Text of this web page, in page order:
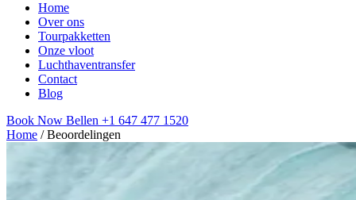
Home
Over ons
Tourpakketten
Onze vloot
Luchthaventransfer
Contact
Blog
Book Now Bellen +1 647 477 1520
Home / Beoordelingen